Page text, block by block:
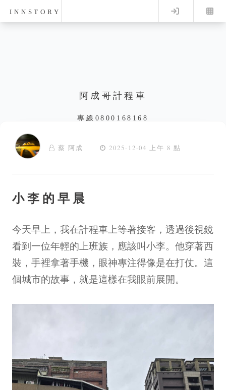
INNSTORY Log in
阿成哥計程車
專線0800168168
蔡 阿成 2025-12-04 上午 8 點
小李的早晨
今天早上，我在計程車上等著接客，透過後視鏡
看到一位年輕的上班族，應該叫小李。他穿著西
裝，手裡拿著手機，眼神專注得像是在打仗。這
個城市的故事，就是這樣在我眼前展開。